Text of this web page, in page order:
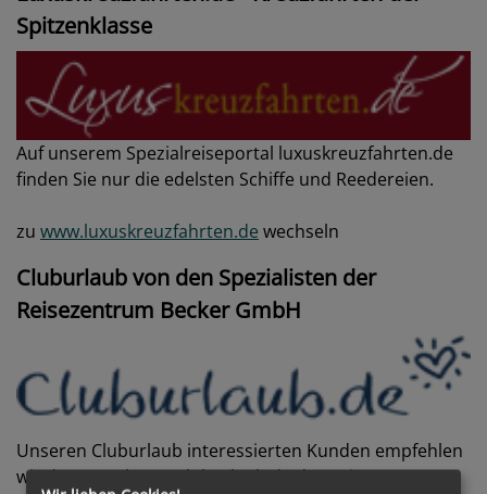
Spitzenklasse
Auf unserem Spezialreiseportal luxuskreuzfahrten.de
finden Sie nur die edelsten Schiffe und Reedereien.
zu www.luxuskreuzfahrten.de wechseln
Cluburlaub von den Spezialisten der
Reisezentrum Becker GmbH
Unseren Cluburlaub interessierten Kunden empfehlen
wir das Portal www.cluburlaub.de der Reisezentrum